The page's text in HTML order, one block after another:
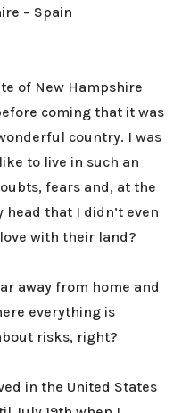
– Spain
of New Hampshire
coming that it was
country. I was
to live in such an
fears and, at the
that I didn’t even
with their land?
away from home and
everything is
risks, right?
in the United States